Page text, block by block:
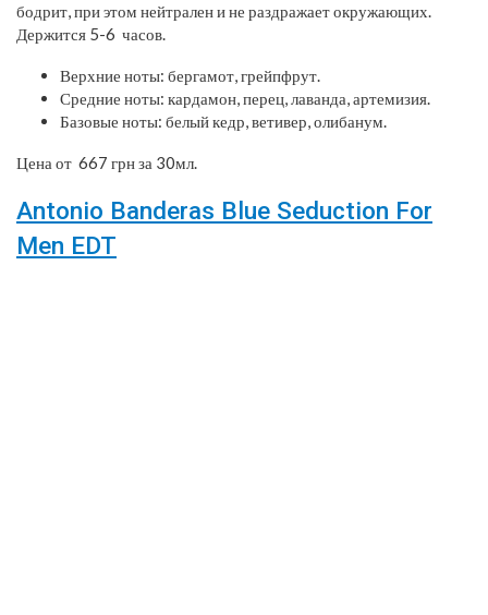
бодрит, при этом нейтрален и не раздражает окружающих.
Держится 5-6 часов.
Верхние ноты: бергамот, грейпфрут.
Средние ноты: кардамон, перец, лаванда, артемизия.
Базовые ноты: белый кедр, ветивер, олибанум.
Цена от 667 грн за 30мл.
Antonio Banderas Blue Seduction For
Men EDT